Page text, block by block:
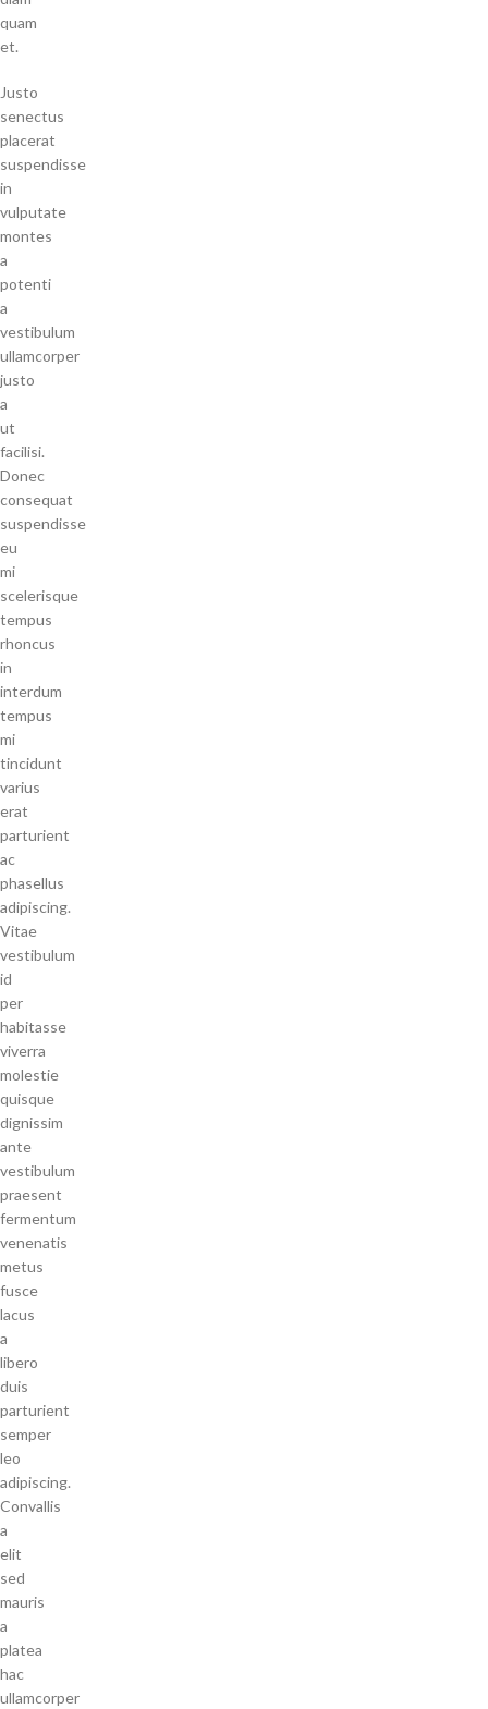
quam
et.
Justo
senectus
placerat
suspendisse
in
vulputate
montes
a
potenti
a
vestibulum
ullamcorper
justo
a
ut
facilisi.
Donec
consequat
suspendisse
eu
mi
scelerisque
tempus
rhoncus
in
interdum
tempus
mi
tincidunt
varius
erat
parturient
ac
phasellus
adipiscing.
Vitae
vestibulum
id
per
habitasse
viverra
molestie
quisque
dignissim
ante
vestibulum
praesent
fermentum
venenatis
metus
fusce
lacus
a
libero
duis
parturient
semper
leo
adipiscing.
Convallis
a
elit
sed
mauris
a
platea
hac
ullamcorper